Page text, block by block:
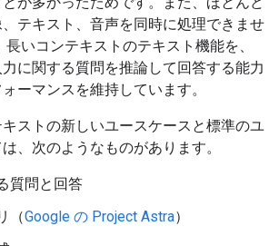
テキスト、音声を同時に処理できませ
長いコンテキストのテキスト機能を、
に関する質問を推論して回答する能力
ーマンスを維持しています。
ストの新しいユースケースと標準のユ
、次のようなものがあります。
質問と回答
（Google の Project Astra）